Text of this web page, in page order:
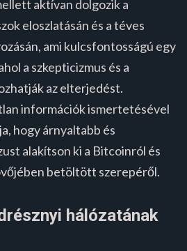
aktívan dolgozik a
eloszlatásán és a téves
ami kulcsfontosságú egy
a szkepticizmus és a
az elterjedést.
információk ismertetésével
hogy árnyaltabb és
alakítson ki a Bitcoinról és
betöltött szerepéről.
hálózatának